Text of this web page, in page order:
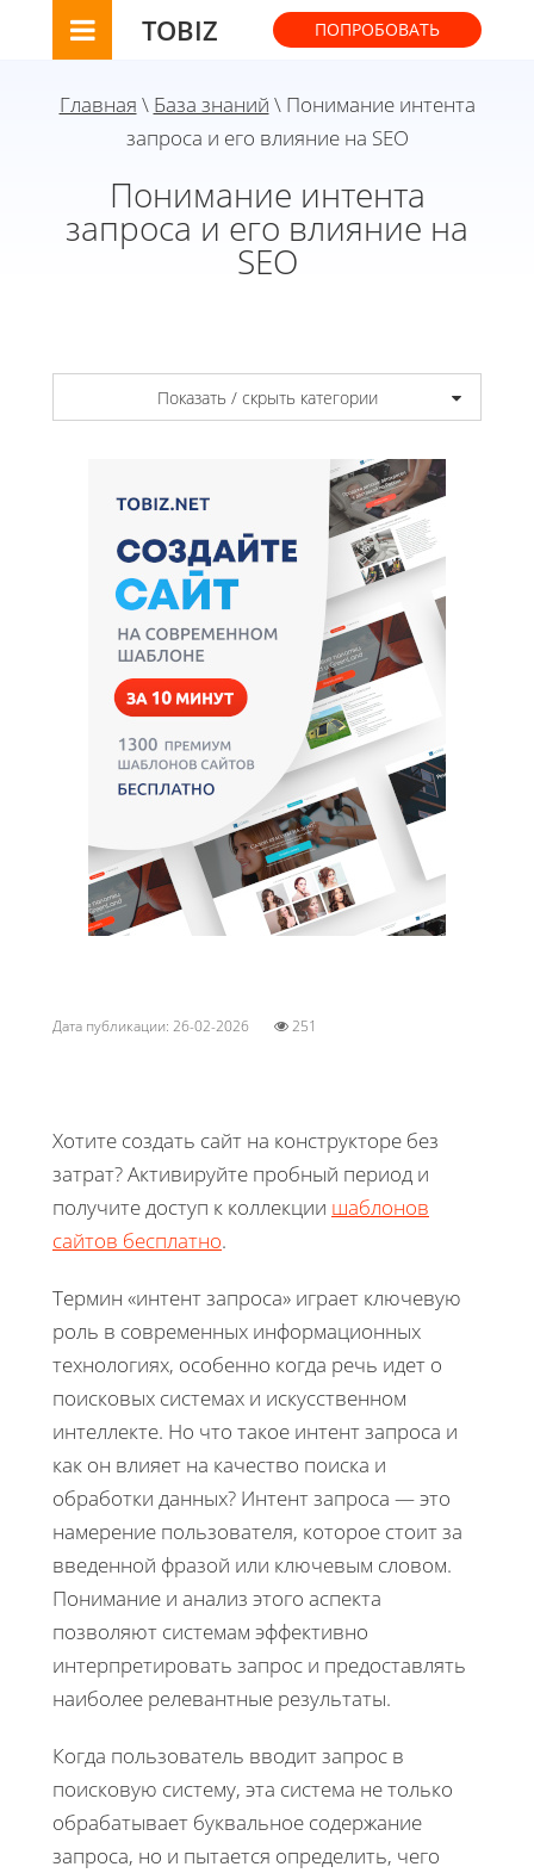
TOBIZ ПОПРОБОВАТЬ
Главная \ База знаний \ Понимание интента
запроса и его влияние на SEO
Понимание интента
запроса и его влияние на
SEO
Показать / скрыть категории
Дата публикации: 26-02-2026 251
Хотите создать сайт на конструкторе без
затрат? Активируйте пробный период и
получите доступ к коллекции шаблонов
сайтов бесплатно.
Термин «интент запроса» играет ключевую
роль в современных информационных
технологиях, особенно когда речь идет о
поисковых системах и искусственном
интеллекте. Но что такое интент запроса и
как он влияет на качество поиска и
обработки данных? Интент запроса — это
намерение пользователя, которое стоит за
введенной фразой или ключевым словом.
Понимание и анализ этого аспекта
позволяют системам эффективно
интерпретировать запрос и предоставлять
наиболее релевантные результаты.
Когда пользователь вводит запрос в
поисковую систему, эта система не только
обрабатывает буквальное содержание
запроса, но и пытается определить, чего